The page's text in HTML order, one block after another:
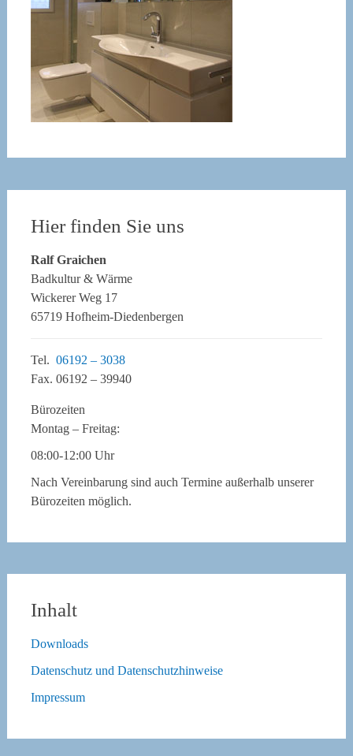
Hier finden Sie uns
Ralf Graichen
Badkultur & Wärme
Wickerer Weg 17
65719 Hofheim-Diedenbergen
Tel. 06192 – 3038
Fax. 06192 – 39940
Bürozeiten
Montag – Freitag:
08:00-12:00 Uhr
Nach Vereinbarung sind auch Termine außerhalb unserer
Bürozeiten möglich.
Inhalt
Downloads
Datenschutz und Datenschutzhinweise
Impressum